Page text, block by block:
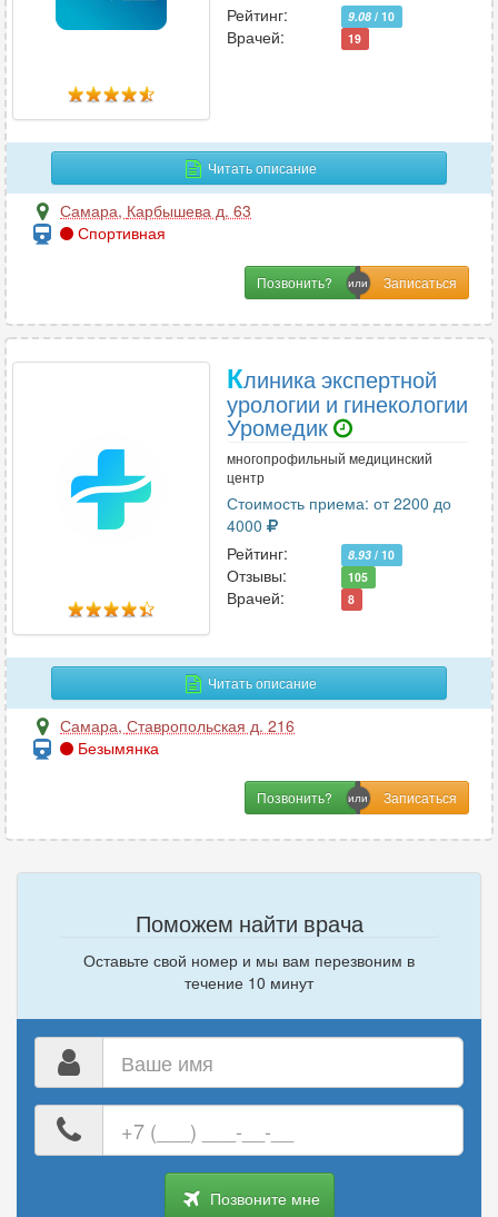
Рейтинг:
9.08 / 10
Врачей: 19
Читать описание
Самара, Карбышева д. 63
Спортивная
Позвонить?
Клиника экспертной
урологии и гинекологии
Уромедик
многопрофильный медицинский
центр
Стоимость приема: от 2200 до
4000
Рейтинг:
8.93 / 10
Отзывы: 105
Врачей: 8
Читать описание
Самара, Ставропольская д. 216
Безымянка
Позвонить?
Поможем найти врача
Оставьте свой номер и мы вам перезвоним в
течение 10 минут
номер
телефона
Позвоните мне